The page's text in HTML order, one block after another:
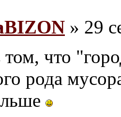
» 29
что
рода